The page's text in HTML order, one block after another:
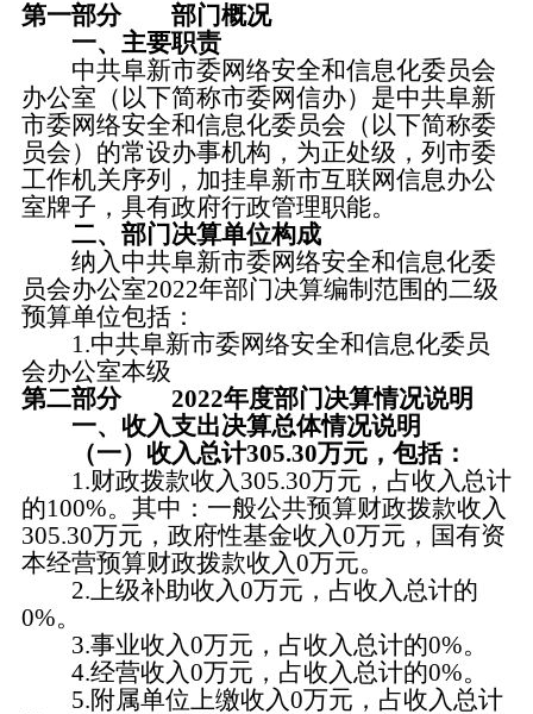
第一部分 部门概况
一、主要职责
中共阜新市委网络安全和信息化委员会
办公室（以下简称市委网信办）是中共阜新
市委网络安全和信息化委员会（以下简称委
员会）的常设办事机构，为正处级，列市委
工作机关序列，加挂阜新市互联网信息办公
室牌子，具有政府行政管理职能。
二、部门决算单位构成
纳入中共阜新市委网络安全和信息化委
员会办公室2022年部门决算编制范围的二级
预算单位包括：
1.中共阜新市委网络安全和信息化委员
会办公室本级
第二部分 2022年度部门决算情况说明
一、收入支出决算总体情况说明
（一）收入总计305.30万元，包括：
1.财政拨款收入305.30万元，占收入总计
的100%。其中：一般公共预算财政拨款收入
305.30万元，政府性基金收入0万元，国有资
本经营预算财政拨款收入0万元。
2.上级补助收入0万元，占收入总计的
0%。
3.事业收入0万元，占收入总计的0%。
4.经营收入0万元，占收入总计的0%。
5.附属单位上缴收入0万元，占收入总计